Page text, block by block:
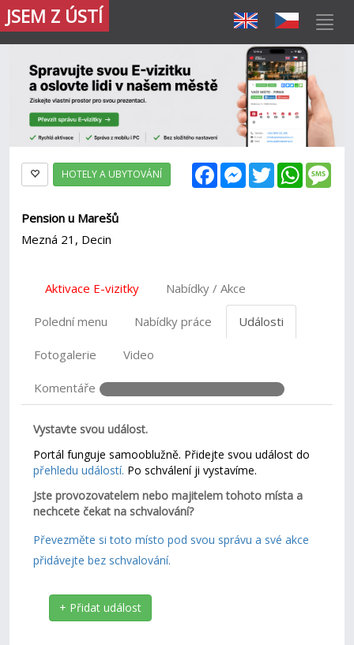
JSEM Z ÚSTÍ
FacebookMessenger
Twitter
HOTELY A UBYTOVÁNÍ
Pension u Marešů
Mezná 21, Decin
Aktivace E-vizitky Nabídky / Akce
Polední menu Nabídky práce Události
Fotogalerie Video
Komentáře
Vystavte svou událost.
Portál funguje samooblužně. Přidejte svou událost do
přehledu událostí. Po schválení ji vystavíme.
Jste provozovatelem nebo majitelem tohoto místa a
nechcete čekat na schvalování?
Převezměte si toto místo pod svou správu a své akce
přidávejte bez schvalování.
+ Přidat událost